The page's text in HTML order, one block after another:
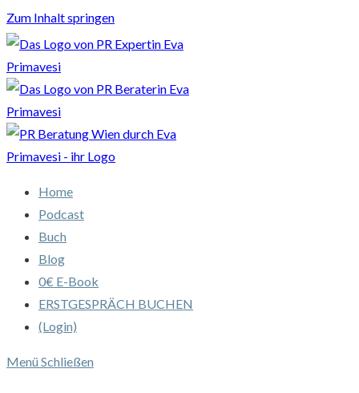
Zum Inhalt springen
Home
Podcast
Buch
Blog
0€ E-Book
ERSTGESPRÄCH BUCHEN
(Login)
Menü Schließen